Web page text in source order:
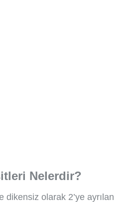
Nelerdir?
dikensiz olarak 2’ye ayrılan